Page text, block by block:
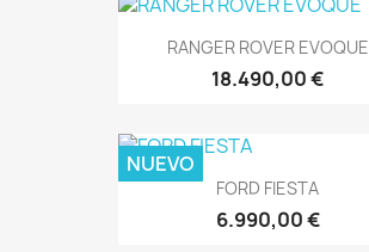
RANGER ROVER EVOQUE
18.490,00 €
FORD FIESTA
6.990,00 €
NUEVO